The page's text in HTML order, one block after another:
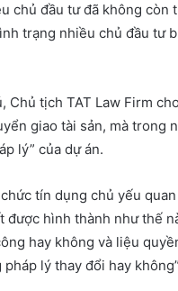
chủ đầu tư đã không
trạng nhiều chủ đầu tư
Chủ tịch TAT Law Firm
giao tài sản, mà
lý” của dự án.
tín dụng chủ yếu
được hình thành như thế
hay không và liệu
lý thay đổi hay